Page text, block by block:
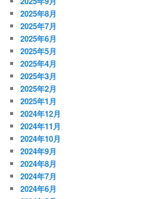
2025年8月
2025年7月
2025年6月
2025年5月
2025年4月
2025年3月
2025年2月
2025年1月
2024年12月
2024年11月
2024年10月
2024年9月
2024年8月
2024年7月
2024年6月